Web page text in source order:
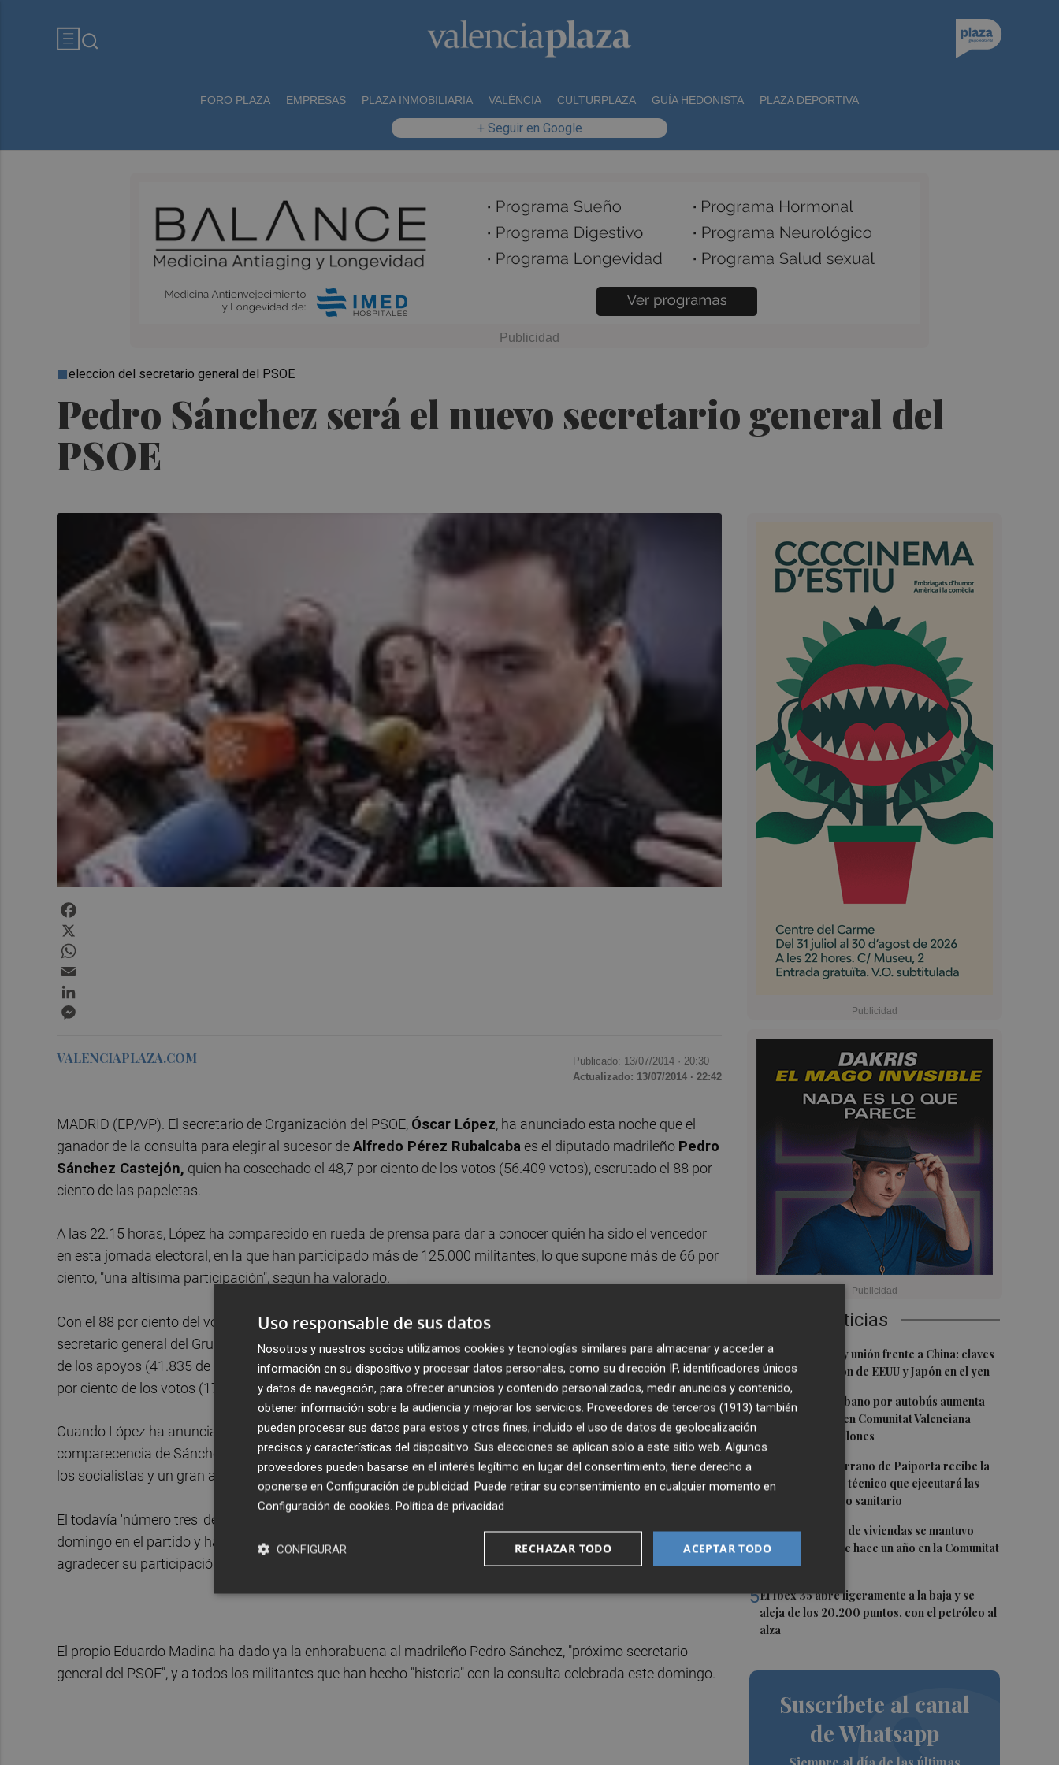
FORO PLAZA EMPRESAS PLAZA INMOBILIARIA VALÈNCIA CULTURPLAZA GUÍA HEDONISTA PLAZA DEPORTIVA
+ Seguir en Google
Pedro Sánchez será el nuevo secretario general del
PSOE
eleccion del secretario general del PSOE
Últimas Noticias
1Venta de bonos y unión frente a China: claves
de la intervención de EEUU y Japón en el yen
2El transporte urbano por autobús aumenta
un 1,9% en junio en Comunitat Valenciana
hasta los 17,4 millones
3
El CEIP Rosa Serrano de Paiporta recibe la
visita del equipo técnico que ejecutará las
obras del forjado sanitario
4La compraventa de viviendas se mantuvo
igual en junio que hace un año en la Comunitat
Valenciana
5El Ibex 35 abre ligeramente a la baja y se
aleja de los 20.200 puntos, con el petróleo al
alza
Suscríbete al canal
de Whatsapp
VALENCIAPLAZA.COM Publicado: 13/07/2014 · 20:30
Actualizado: 13/07/2014 · 22:42
MADRID (EP/VP). El secretario de Organización del PSOE, Óscar López, ha anunciado esta noche que el
ganador de la consulta para elegir al sucesor deAlfredo Pérez Rubalcaba es el diputado madrileño Pedro
Sánchez Castejón, quien ha cosechado el 48,7 por ciento de los votos (56.409 votos), escrutado el 88 por
ciento de las papeletas.
A las 22.15 horas, López ha comparecido en rueda de prensa para dar a conocer quién ha sido el vencedor
en esta jornada electoral, en la que han participado más de 125.000 militantes, lo que supone más de 66 por
ciento, "una altísima participación", según ha valorado.
Con el 88 por ciento del voto escrutado, Sánchez se ha impuesto a sus dos rivales, el diputado vasco y
secretario general del Grupo Socialista en el Congreso,Eduardo Madina, que ha reunido el 36,14 por ciento
de los apoyos (41.835 de los votos), y al granadinoJosé Antonio Pérez Tapias, que ha sumado el 15,13
por ciento de los votos (17.506 de las papeletas).
Cuando López ha anunciado el ganador de esta consulta, en el Salón de Actos donde esperan la
comparecencia de Sánchez, se han escuchado gritos de apoyo al que será el próximo secretario general de
los socialistas y un gran aplauso.
El todavía 'número tres' del PSOE ha puesto en valor el proceso "ejemplar" que se ha llevado a cabo este
domingo en el partido y ha mostrado su "satisfacción" por la labor de los militantes, a los que ha querido
agradecer su participación en la "rompedora" y "novedosa" campaña y su participación en el proceso.
El propio Eduardo Madina ha dado ya la enhorabuena al madrileño Pedro Sánchez, "próximo secretario
general del PSOE", y a todos los militantes que han hecho "historia" con la consulta celebrada este domingo.
Uso responsable de sus datos
Nosotros y nuestros socios utilizamos cookies y tecnologías similares para almacenar y acceder a
información en su dispositivo y procesar datos personales, como su dirección IP, identificadores únicos
y datos de navegación, para ofrecer anuncios y contenido personalizados, medir anuncios y contenido,
obtener información sobre la audiencia y mejorar los servicios. Proveedores de terceros (1913) también
pueden procesar sus datos para estos y otros fines, incluido el uso de datos de geolocalización
precisos y características del dispositivo. Sus elecciones se aplican solo a este sitio web. Algunos
proveedores pueden basarse en el interés legítimo en lugar del consentimiento; tiene derecho a
oponerse en Configuración de publicidad. Puede retirar su consentimiento en cualquier momento en
Configuración de cookies. Política de privacidad
ACEPTAR TODO
RECHAZAR TODO
CONFIGURAR